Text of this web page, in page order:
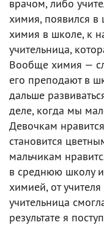
врачом, либо
химия, появился в
химия в школе, к
учительница,
Вообще химия —
его преподают в
дальше
деле, когда мы
Девочкам
становится
мальчикам
в среднюю школу
химией, от
учительница
результате я